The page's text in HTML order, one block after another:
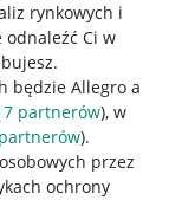
rynkowych i
odnaleźć Ci w
będzie Allegro a
partnerów), w
partnerów).
przez
ochrony